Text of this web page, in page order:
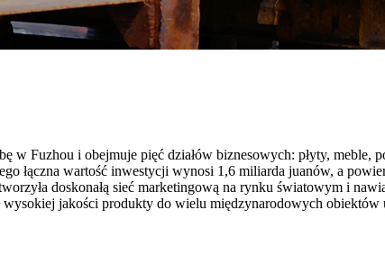
Fuzhou i obejmuje pięć działów biznesowych: płyty, meble,
łączna wartość inwestycji wynosi 1,6 miliarda juanów, a
doskonałą sieć marketingową na rynku światowym i
jakości produkty do wielu międzynarodowych obiektów